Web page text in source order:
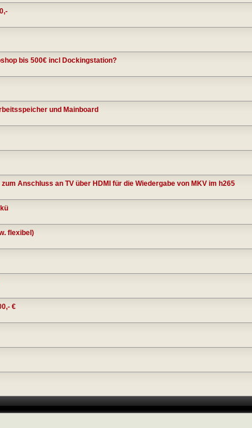
bis 500€ incl Dockingstation?
und Mainboard
Anschluss an TV über HDMI für die Wiedergabe von MKV im h265
flexibel)
€